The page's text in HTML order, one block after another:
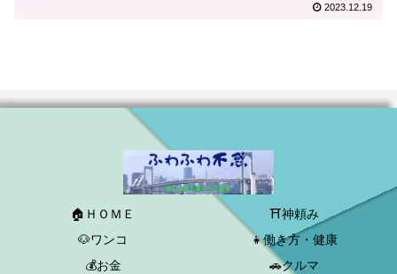
2023.12.19
🏠ＨＯＭＥ
⛩神頼み
🐶ワンコ
👧働き方・健康
💰お金
🚗クルマ